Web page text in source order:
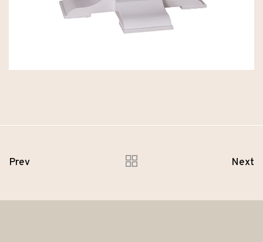
Prev Next